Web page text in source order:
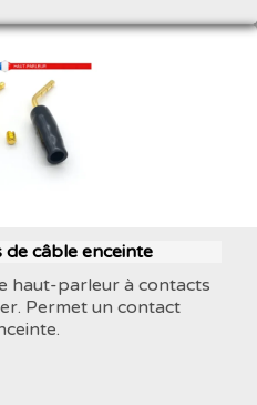
câble enceinte
haut-parleur à contacts
Permet un contact